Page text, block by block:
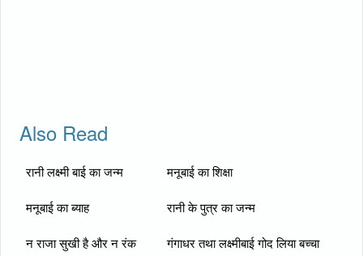
Also Read
रानी लक्ष्मी बाई का जन्म मनूबाई का शिक्षा
मनूबाई का ब्याह रानी के पुत्र का जन्म
न राजा सुखी है और न रंक गंगाधर तथा लक्ष्मीबाई गोद लिया बच्चा